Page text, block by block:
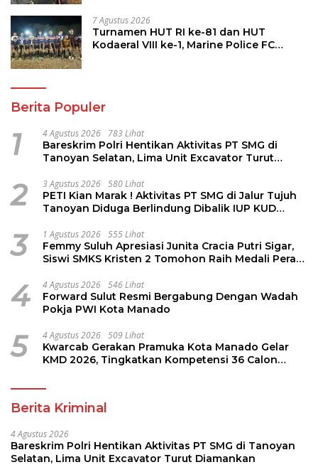
7 Agustus 2026
Turnamen HUT RI ke-81 dan HUT
Kodaeral VIII ke-1, Marine Police FC
Berita Populer
1 4 Agustus 2026 783 Lihat
Bareskrim Polri Hentikan Aktivitas PT SMG di
Tanoyan Selatan, Lima Unit Excavator Turut
2 3 Agustus 2026 580 Lihat
PETI Kian Marak ! Aktivitas PT SMG di Jalur Tujuh
Tanoyan Diduga Berlindung Dibalik IUP KUD
3 1 Agustus 2026 555 Lihat
Femmy Suluh Apresiasi Junita Cracia Putri Sigar,
Siswi SMKS Kristen 2 Tomohon Raih Medali Perak
4 4 Agustus 2026 546 Lihat
Forward Sulut Resmi Bergabung Dengan Wadah
Pokja PWI Kota Manado
5 4 Agustus 2026 509 Lihat
Kwarcab Gerakan Pramuka Kota Manado Gelar
KMD 2026, Tingkatkan Kompetensi 36 Calon
Berita Kriminal
4 Agustus 2026
Bareskrim Polri Hentikan Aktivitas PT SMG di Tanoyan
Selatan, Lima Unit Excavator Turut Diamankan